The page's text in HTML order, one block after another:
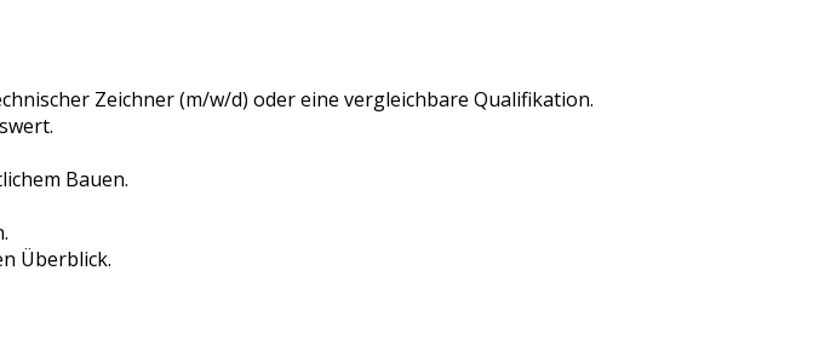
Zeichner (m/w/d) oder eine vergleichbare Qualifikation.
Bauen.
Überblick.